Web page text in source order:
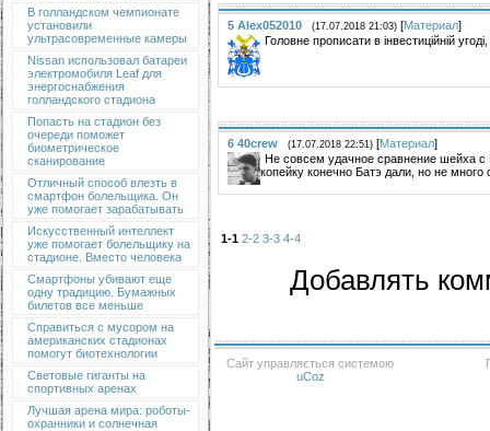
В голландском чемпионате
установили
ультрасовременные камеры
Nissan использовал батареи
электромобиля Leaf для
энергоснабжения
голландского стадиона
Попасть на стадион без
очереди поможет
биометрическое
сканирование
Отличный способ влезть в
смартфон болельщика. Он
уже помогает зарабатывать
Искусственный интеллект
уже помогает болельщику на
стадионе. Вместо человека
Смартфоны убивают еще
одну традицию. Бумажных
билетов все меньше
Справиться с мусором на
американских стадионах
помогут биотехнологии
Световые гиганты на
спортивных аренах
Лучшая арена мира: роботы-
охранники и солнечная
5 Alex052010 (17.07.2018 21:03) [Материал]
Головне прописати в інвестиційній
6 40crew (17.07.2018 22:51) [Материал]
Не совсем удачное сравнение шейха с
копейку конечно Батэ дали, но не
1-1 2-2 3-3 4-4
Добавлять
Сайт управляється системою
uCoz